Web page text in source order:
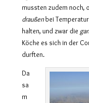
mussten zudem noch,
draußenbei
halten, und zwar die
Köche es sich in der
durften.
Da
sa
m